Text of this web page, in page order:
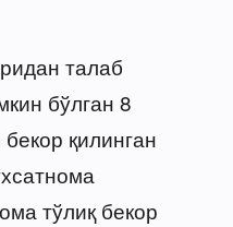
талаб
бўлган 8
қилинган
тўлиқ бекор